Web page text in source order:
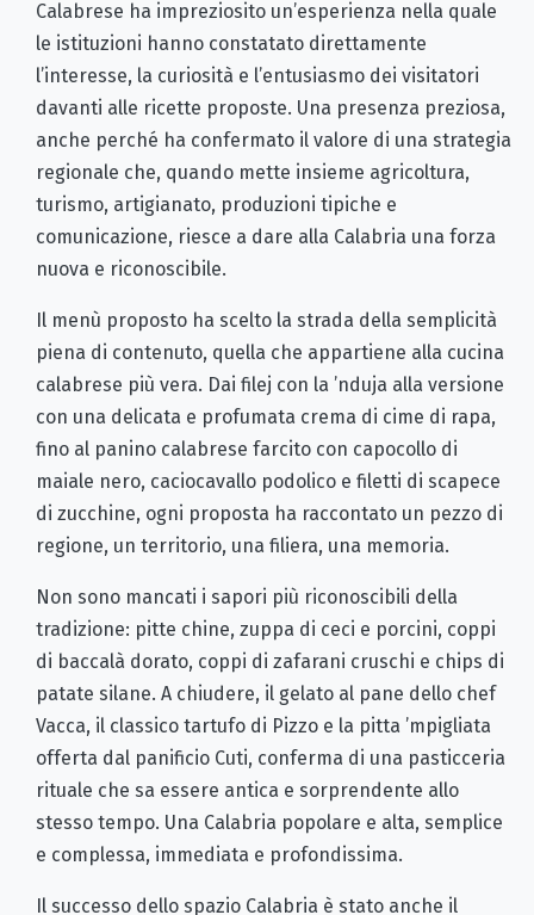
Calabrese ha impreziosito un’esperienza nella quale
le istituzioni hanno constatato direttamente
l’interesse, la curiosità e l’entusiasmo dei visitatori
davanti alle ricette proposte. Una presenza preziosa,
anche perché ha confermato il valore di una strategia
regionale che, quando mette insieme agricoltura,
turismo, artigianato, produzioni tipiche e
comunicazione, riesce a dare alla Calabria una forza
nuova e riconoscibile.
Il menù proposto ha scelto la strada della semplicità
piena di contenuto, quella che appartiene alla cucina
calabrese più vera. Dai filej con la ’nduja alla versione
con una delicata e profumata crema di cime di rapa,
fino al panino calabrese farcito con capocollo di
maiale nero, caciocavallo podolico e filetti di scapece
di zucchine, ogni proposta ha raccontato un pezzo di
regione, un territorio, una filiera, una memoria.
Non sono mancati i sapori più riconoscibili della
tradizione: pitte chine, zuppa di ceci e porcini, coppi
di baccalà dorato, coppi di zafarani cruschi e chips di
patate silane. A chiudere, il gelato al pane dello chef
Vacca, il classico tartufo di Pizzo e la pitta ’mpigliata
offerta dal panificio Cuti, conferma di una pasticceria
rituale che sa essere antica e sorprendente allo
stesso tempo. Una Calabria popolare e alta, semplice
e complessa, immediata e profondissima.
Il successo dello spazio Calabria è stato anche il